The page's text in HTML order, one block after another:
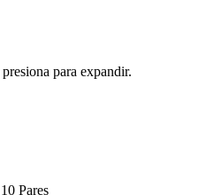
para expandir.